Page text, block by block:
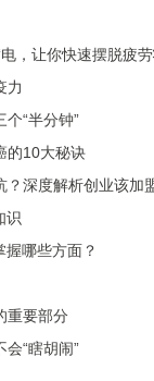
，让你快速摆脱疲
力
“半分钟”
的10大秘诀
？深度解析创业该加
识
哪些方面？
重要部分
“瞎胡闹”